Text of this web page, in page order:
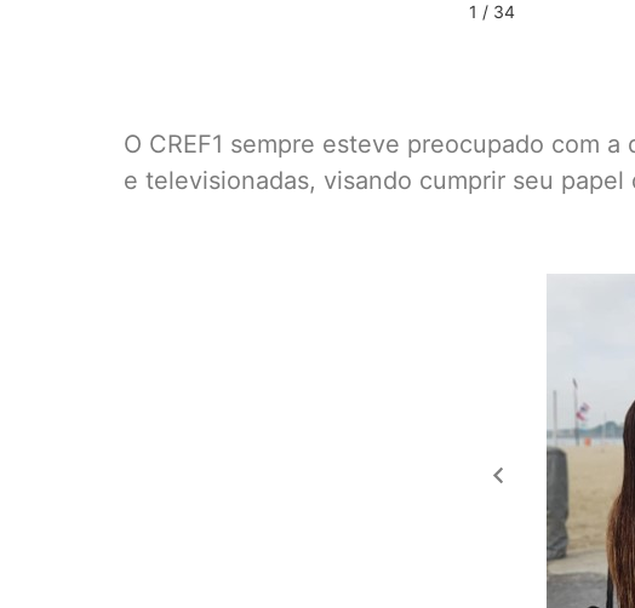
1 / 34
O CREF1 sempre esteve preocupado com
e televisionadas, visando cumprir seu